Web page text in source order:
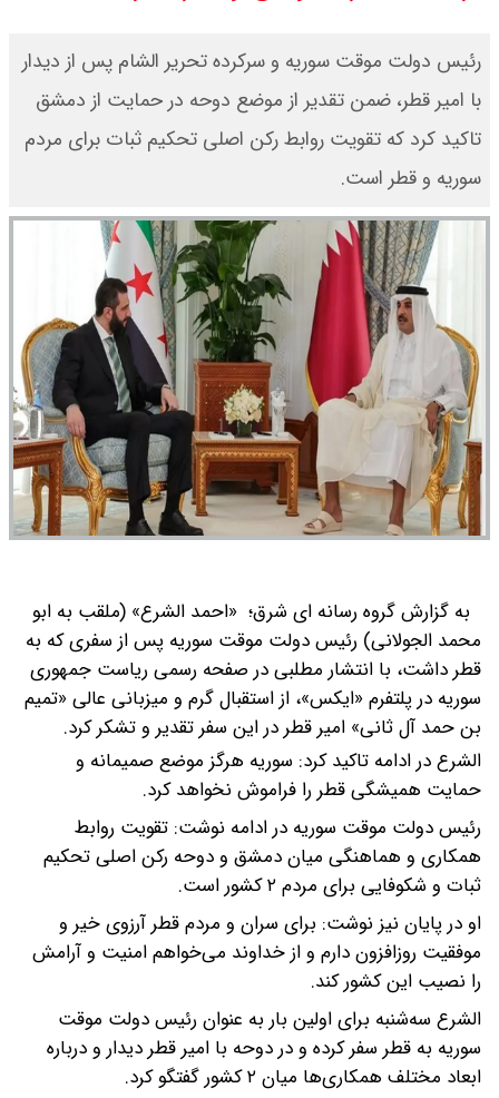
سنتی جمهوری‌خواهان را از دست می
دهد؟
درصد افزایش می دهند
رئیس دولت موقت سوریه و سرکرده تحریر الشام پس از دیدار
با امیر قطر، ضمن تقدیر از موضع دوحه در حمایت از دمشق
تاکید کرد که تقویت روابط رکن اصلی تحکیم ثبات برای مردم
سوریه و قطر است.
به گزارش گروه رسانه ای شرق؛ «احمد الشرع» (ملقب به ابو
محمد الجولانی) رئیس دولت موقت سوریه پس از سفری که به
قطر داشت، با انتشار مطلبی در صفحه رسمی ریاست جمهوری
سوریه در پلتفرم «ایکس»، از استقبال گرم و میزبانی عالی «تمیم
بن حمد آل ثانی» امیر قطر در این سفر تقدیر و تشکر کرد.
الشرع در ادامه تاکید کرد: سوریه هرگز موضع صمیمانه و
حمایت همیشگی قطر را فراموش نخواهد کرد.
رئیس دولت موقت سوریه در ادامه نوشت: تقویت روابط
همکاری و هماهنگی میان دمشق و دوحه رکن اصلی تحکیم
ثبات و شکوفایی برای مردم ۲ کشور است.
او در پایان نیز نوشت: برای سران و مردم قطر آرزوی خیر و
موفقیت روزافزون دارم و از خداوند می‌خواهم امنیت و آرامش
را نصیب این کشور کند.
الشرع سه‌شنبه برای اولین بار به عنوان رئیس دولت موقت
سوریه به قطر سفر کرده و در دوحه با امیر قطر دیدار و درباره
ابعاد مختلف همکاری‌ها میان ۲ کشور گفتگو کرد.